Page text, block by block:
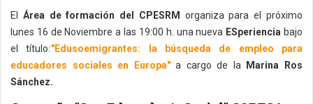
El Área de formación del CPESRM
organiza para el próximo
lunes 16 de Noviembre a las 19:00 h. una nueva ESperiencia bajo
el título:"Edusoemigrantes: la búsqueda de empleo para
educadores sociales en Europa"a cargo de la
Marina Ros
Sánchez.